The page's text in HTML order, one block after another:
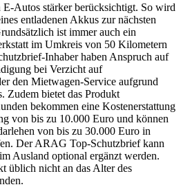
Autos stärker berücksichtigt. So wird
entladenen Akkus zur nächsten
ist immer auch ein
im Umkreis von 50 Kilometern
Inhaber haben Anspruch auf
bei Verzicht auf
den Mietwagen-Service aufgrund
Zudem bietet das Produkt
bekommen eine Kostenerstattung
von bis zu 10.000 Euro und können
von bis zu 30.000 Euro in
Der ARAG Top-Schutzbrief kann
Ausland optional ergänzt werden.
üblich nicht an das Alter des